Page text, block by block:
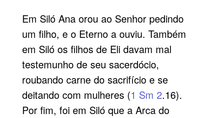
Em Siló Ana orou ao Senhor pedindo
um filho, e o Eterno a ouviu. Também
em Siló os filhos de Eli davam mal
testemunho de seu sacerdócio,
roubando carne do sacrifício e se
deitando com mulheres (1 Sm 2.16).
Por fim, foi em Siló que a Arca do